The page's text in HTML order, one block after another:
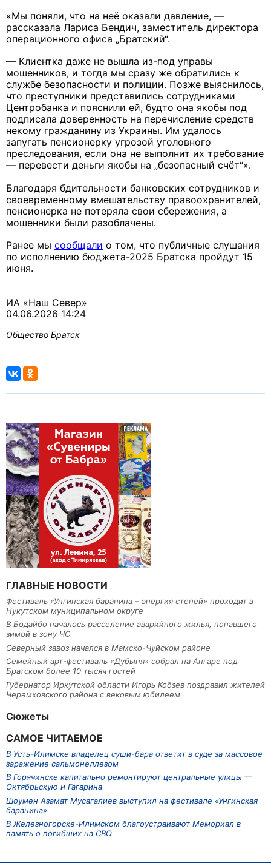
«Мы поняли, что на неё оказали давление, —
рассказала Лариса Бендич, заместитель директора
операционного офиса „Братский“.
— Клиентка даже не вышла из-под управы
мошенников, и тогда мы сразу же обратились к
службе безопасности и полиции. Позже выяснилось,
что преступники представились сотрудниками
Центробанка и пояснили ей, будто она якобы под
подписала доверенность на перечисление средств
некому гражданину из Украины. Им удалось
запугать пенсионерку угрозой уголовного
преследования, если она не выполнит их требование
— перевести деньги якобы на „безопасный счёт“».
Благодаря бдительности банковских сотрудников и
своевременному вмешательству правоохранителей,
пенсионерка не потеряла свои сбережения, а
мошенники были разоблачены.
Ранее мы сообщали о том, что публичные слушания
по исполнению бюджета-2025 Братска пройдут 15
июня.
ИА «Наш Север»
04.06.2026 14:24
Общество Братск
ГЛАВНЫЕ НОВОСТИ
Фестиваль «Унгинская баранина – энергия степей» проходит в
Нукутском муниципальном округе
В Бодайбо началось расселение аварийного жилья, попавшего
зимой в зону ЧС
Северный завоз начался в Мамско-Чуйском районе
Семейный арт-фестиваль «Дубыня» собрал на Ангаре под
Братском более 10 тысяч гостей
Губернатор Иркутской области Игорь Кобзев поздравил жителей
Черемховского района с вековым юбилеем
Сюжеты
САМОЕ ЧИТАЕМОЕ
В Усть-Илимске владелец суши-бара ответит в суде за массовое
заражение сальмонеллезом
В Горячинске капитально ремонтируют центральные улицы —
Октябрьскую и Гагарина
Шоумен Азамат Мусагалиев выступил на фестивале «Унгинская
баранина»
В Железногорске-Илимском благоустраивают Мемориал в
память о погибших на СВО